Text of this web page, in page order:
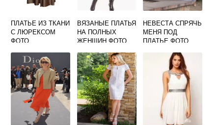
ПЛАТЬЕ ИЗ ТКАНИ
С ЛЮРЕКСОМ
ФОТО
ВЯЗАНЫЕ ПЛАТЬЯ
НА ПОЛНЫХ
ЖЕНЩИН ФОТО
НЕВЕСТА СПРЯЧЬ
МЕНЯ ПОД
ПЛАТЬЕ ФОТО